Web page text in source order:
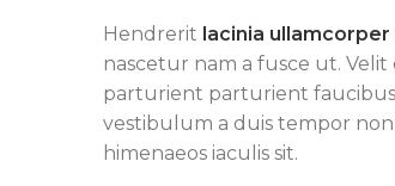
Hendrerit lacinia ullamcorper
nascetur nam a fusce ut.
parturient parturient
vestibulum a duis tempor
himenaeos iaculis sit.